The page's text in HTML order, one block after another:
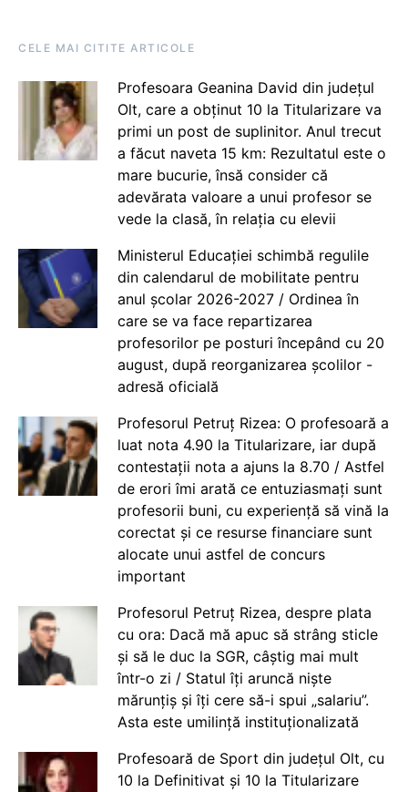
CELE MAI CITITE ARTICOLE
Profesoara Geanina David din județul
Olt, care a obținut 10 la Titularizare va
primi un post de suplinitor. Anul trecut
a făcut naveta 15 km: Rezultatul este o
mare bucurie, însă consider că
adevărata valoare a unui profesor se
vede la clasă, în relația cu elevii
Ministerul Educației schimbă regulile
din calendarul de mobilitate pentru
anul școlar 2026-2027 / Ordinea în
care se va face repartizarea
profesorilor pe posturi începând cu 20
august, după reorganizarea școlilor -
adresă oficială
Profesorul Petruț Rizea: O profesoară a
luat nota 4.90 la Titularizare, iar după
contestații nota a ajuns la 8.70 / Astfel
de erori îmi arată ce entuziasmați sunt
profesorii buni, cu experiență să vină la
corectat și ce resurse financiare sunt
alocate unui astfel de concurs
important
Profesorul Petruț Rizea, despre plata
cu ora: Dacă mă apuc să strâng sticle
și să le duc la SGR, câștig mai mult
într-o zi / Statul îți aruncă niște
mărunțiș și îți cere să-i spui „salariu”.
Asta este umilință instituționalizată
Profesoară de Sport din județul Olt, cu
10 la Definitivat și 10 la Titularizare